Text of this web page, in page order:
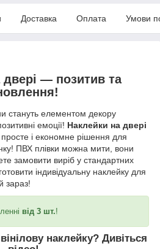
Доставка Оплата Умови
двері — позитив та
стануть елементом декору
емоції! Наклейки на двері
і економне рішення для
ПВХ плівки можна мити, вони
замовити виріб у стандартних
індивідуальну наклейку для
зараз!
від 3 шт.!
наклейку? Дивіться